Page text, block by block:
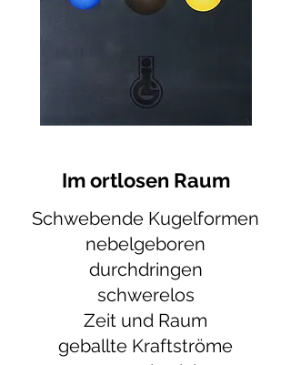
Im ortlosen Raum
Schwebende Kugelformen
nebelgeboren
durchdringen
schwerelos
Zeit und Raum
geballte Kraftströme